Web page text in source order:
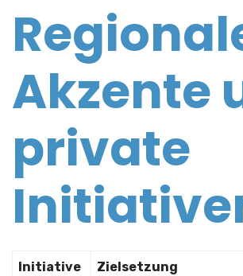
Akzente
private
Initiative Zielsetzung